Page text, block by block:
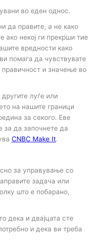
во еден однос.
да правите, а не како
ако некој ги прекрши тие
вредности како
помага да чувствувате
правичност и значење во
луѓе или
на нашите граници
за секого. Еве
за да започнете да
CNBC Make It.
за управување со
задача или
што е побарано,
дека и двајцата сте
и дека ви треба